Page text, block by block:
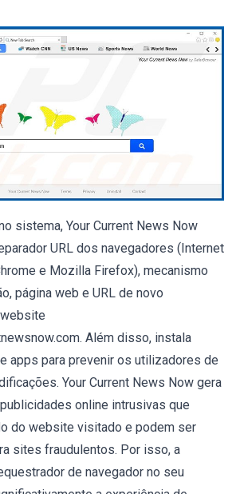
sistema, Your Current News Now
URL dos navegadores (Internet
e Mozilla Firefox), mecanismo
página web e URL de novo
Além disso, instala
apps para prevenir os utilizadores de
Your Current News Now gera
online intrusivas que
do website visitado e podem ser
sites fraudulentos. Por isso, a
de navegador no seu